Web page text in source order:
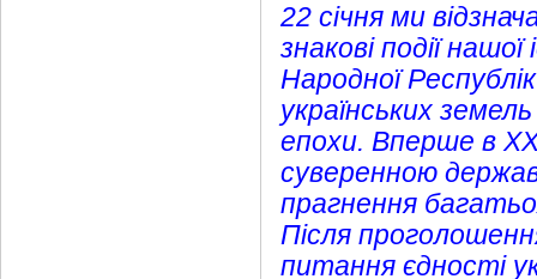
22 січня ми
знакові події
Народної
українських
епохи. Вперше в
суверенною
прагнення
Після
питання єдності